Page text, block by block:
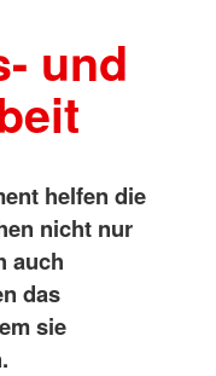
und
helfen die
nicht nur
auch
das
sie